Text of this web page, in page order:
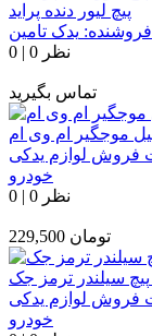
پیچ لیور دنده پراید
فروشنده: یدک تامین
0 | 0 نظر
تماس بگیرید
فروش لوازم یدکی
خودرو
0 | 0 نظر
229,500 تومان
فروش لوازم یدکی
خودرو